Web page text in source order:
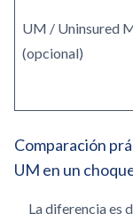
UM / Uninsured
(opcional)
Comparación
UM en un
La diferencia es